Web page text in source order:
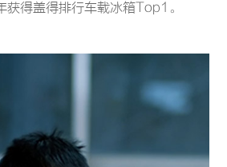
得盖得排行车载冰箱Top1。